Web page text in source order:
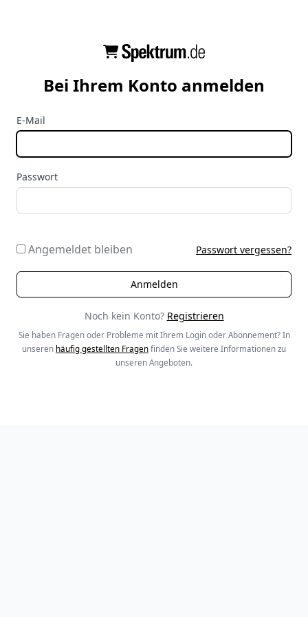
Bei Ihrem Konto anmelden
E-Mail
Passwort
Angemeldet bleiben Passwort vergessen?
Noch kein Konto? Registrieren
Sie haben Fragen oder Probleme mit Ihrem Login oder Abonnement? In
unseren häufig gestellten Fragen finden Sie weitere Informationen zu
unseren Angeboten.